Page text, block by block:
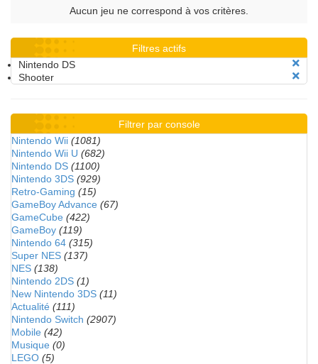
Aucun jeu ne correspond à vos critères.
Filtres actifs
Nintendo DS
Shooter
Filtrer par console
Nintendo Wii (1081)
Nintendo Wii U (682)
Nintendo DS (1100)
Nintendo 3DS (929)
Retro-Gaming (15)
GameBoy Advance (67)
GameCube (422)
GameBoy (119)
Nintendo 64 (315)
Super NES (137)
NES (138)
Nintendo 2DS (1)
New Nintendo 3DS (11)
Actualité (111)
Nintendo Switch (2907)
Mobile (42)
Musique (0)
LEGO (5)